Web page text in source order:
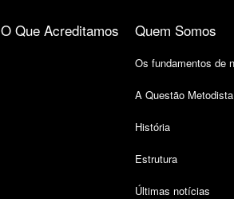
O Que Acreditamos Quem Somos
Os fundamentos de
A Questão Metodista
História
Estrutura
Últimas notícias